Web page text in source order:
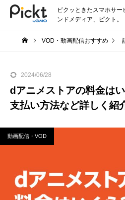
ピクッときたスマホサー
ンドメディア、ピクト。
VOD・動画配信おすすめ
2024/06/28
dアニメストアの料金は
支払い方法など詳しく紹
動画配信・VOD